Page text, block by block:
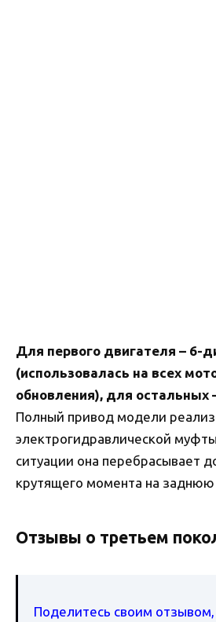
Для первого двигателя – 6-
(использовалась на всех
обновления), для остальных
Полный привод модели
электрогидравлической
ситуации она перебрасывает
крутящего момента на заднюю
Отзывы о третьем
Поделитесь своим